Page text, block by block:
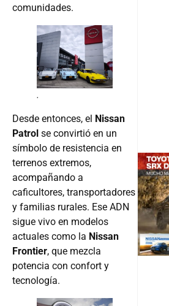
comunidades.
.
Desde entonces, el Nissan
Patrol se convirtió en un
símbolo de resistencia en
terrenos extremos,
acompañando a
caficultores, transportadores
y familias rurales. Ese ADN
sigue vivo en modelos
actuales como la Nissan
Frontier, que mezcla
potencia con confort y
tecnología.